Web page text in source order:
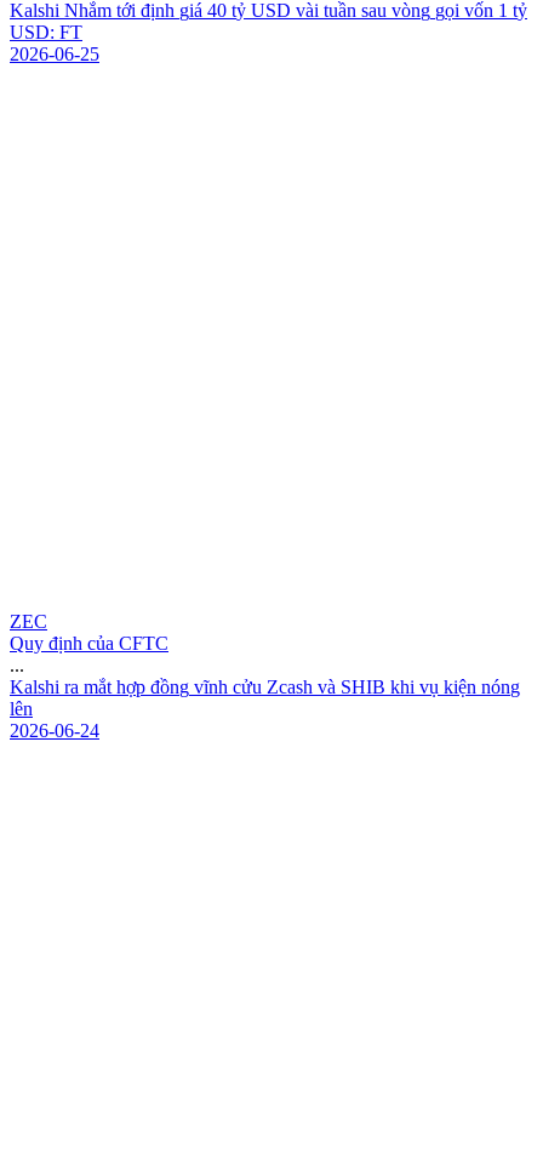
Kalshi Nhắm tới định giá 40 tỷ USD vài tuần sau vòng gọi vốn 1 tỷ
USD: FT
2026-06-25
ZEC
Quy định của CFTC
...
Kalshi ra mắt hợp đồng vĩnh cửu Zcash và SHIB khi vụ kiện nóng
lên
2026-06-24